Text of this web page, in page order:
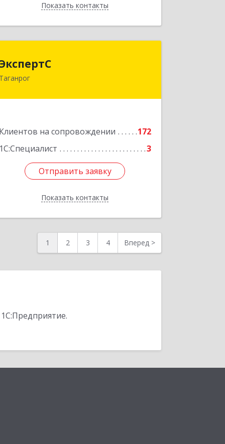
Показать контакты
Назад
Таганрог
Клиентов на сопровождении
172
1С:Специалист
3
Отправить заявку
Показать контакты
347905, Ростовская обл, Таганрог г,
Отправить заявку
Назад
1 2 3 4 Вперед >